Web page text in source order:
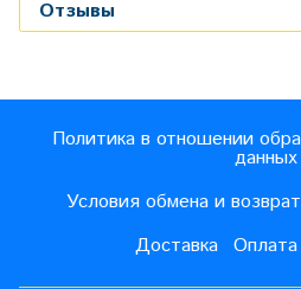
Отзывы
Политика в отношении
данных
Условия обмена и
Доставка Оплата